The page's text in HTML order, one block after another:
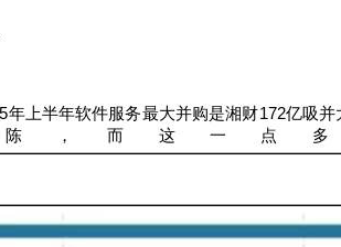
年上半年软件服务最大并购是湘财172亿吸并
，而这一点